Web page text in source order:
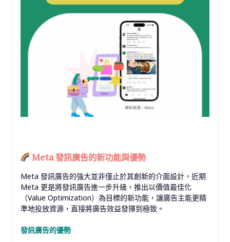
Meta 發訊廣告的新功能與優勢
Meta 發訊廣告的強大並非僅止於其創新的介面設計，近期
Meta 更是將發訊廣告進一步升級，推出以價值最佳化
（Value Optimization）為目標的新功能，讓廣告主能更精
準地投放資源，直接將廣告效益發揮到極致。
發訊廣告的優勢